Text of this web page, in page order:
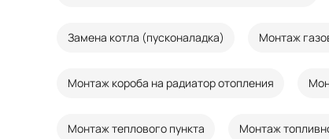
Замена котла (пусконаладка) Монтаж
Монтаж короба на радиатор отопления
Монтаж теплового пункта Монтаж